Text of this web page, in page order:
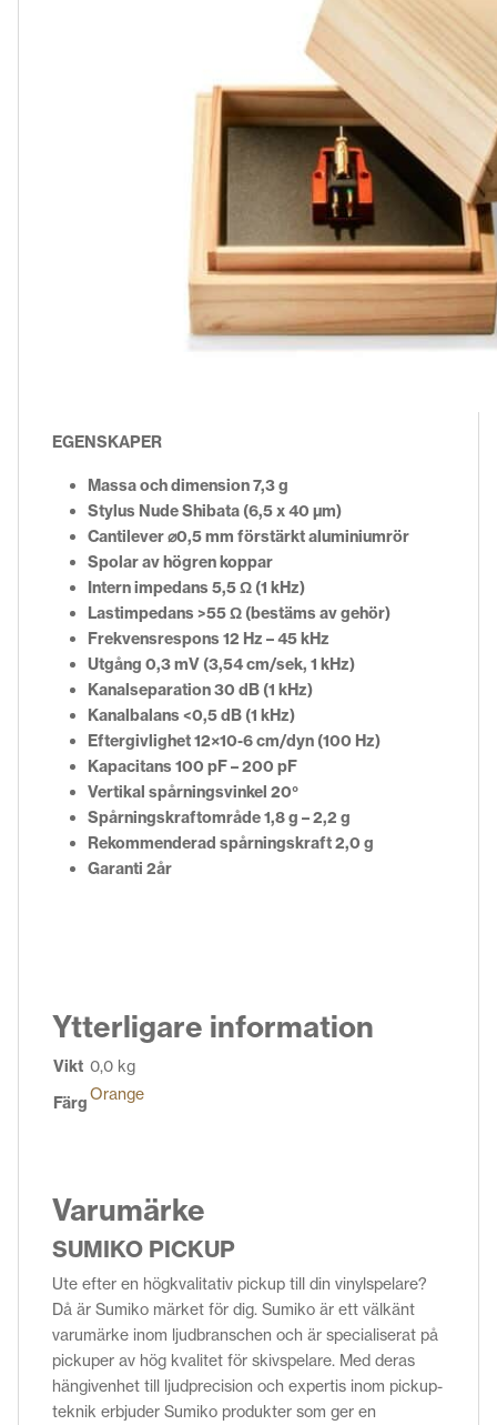
EGENSKAPER
Massa och dimension 7,3 g
Stylus Nude Shibata (6,5 x 40 µm)
Cantilever ⌀0,5 mm förstärkt aluminiumrör
Spolar av högren koppar
Intern impedans 5,5 Ω (1 kHz)
Lastimpedans >55 Ω (bestäms av gehör)
Frekvensrespons 12 Hz – 45 kHz
Utgång 0,3 mV (3,54 cm/sek, 1 kHz)
Kanalseparation 30 dB (1 kHz)
Kanalbalans <0,5 dB (1 kHz)
Eftergivlighet 12×10-6 cm/dyn (100 Hz)
Kapacitans 100 pF – 200 pF
Vertikal spårningsvinkel 20°
Spårningskraftområde 1,8 g – 2,2 g
Rekommenderad spårningskraft 2,0 g
Garanti 2år
Ytterligare information
Vikt 0,0 kg
FärgOrange
Varumärke
SUMIKO PICKUP
Ute efter en högkvalitativ pickup till din vinylspelare?
Då är Sumiko märket för dig. Sumiko är ett välkänt
varumärke inom ljudbranschen och är specialiserat på
pickuper av hög kvalitet för skivspelare. Med deras
hängivenhet till ljudprecision och expertis inom pickup-
teknik erbjuder Sumiko produkter som ger en